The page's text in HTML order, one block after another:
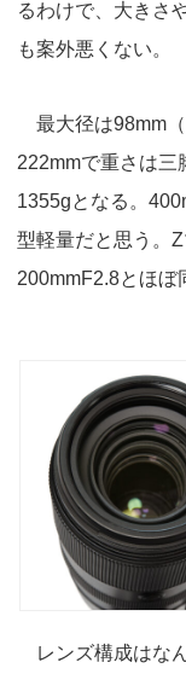
るわけで、大きさ
も案外悪くない。
最大径は98mm
222mmで重さは三
1355gとなる。
型軽量だと思う。
200mmF2.8とほぼ
レンズ構成はな